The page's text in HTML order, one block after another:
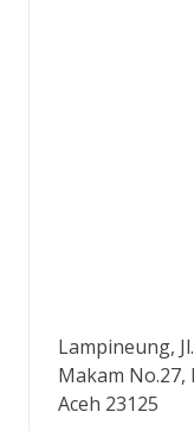
Lampineung,
Makam No.27,
Aceh 23125